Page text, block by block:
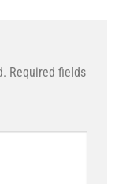
Required fields